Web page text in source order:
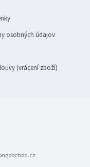
osobných údajov
(vrácení zboží)